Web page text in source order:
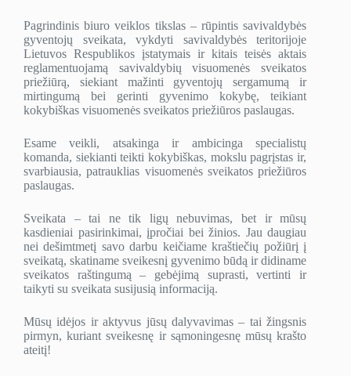
Pagrindinis biuro veiklos tikslas – rūpintis savivaldybės
gyventojų sveikata, vykdyti savivaldybės teritorijoje
Lietuvos Respublikos įstatymais ir kitais teisės aktais
reglamentuojamą savivaldybių visuomenės sveikatos
priežiūrą, siekiant mažinti gyventojų sergamumą ir
mirtingumą bei gerinti gyvenimo kokybę, teikiant
kokybiškas visuomenės sveikatos priežiūros paslaugas.
Esame veikli, atsakinga ir ambicinga specialistų
komanda, siekianti teikti kokybiškas, mokslu pagrįstas ir,
svarbiausia, patrauklias visuomenės sveikatos priežiūros
paslaugas.
Sveikata – tai ne tik ligų nebuvimas, bet ir mūsų
kasdieniai pasirinkimai, įpročiai bei žinios. Jau daugiau
nei dešimtmetį savo darbu keičiame kraštiečių požiūrį į
sveikatą, skatiname sveikesnį gyvenimo būdą ir didiname
sveikatos raštingumą – gebėjimą suprasti, vertinti ir
taikyti su sveikata susijusią informaciją.
Mūsų idėjos ir aktyvus jūsų dalyvavimas – tai žingsnis
pirmyn, kuriant sveikesnę ir sąmoningesnę mūsų krašto
ateitį!